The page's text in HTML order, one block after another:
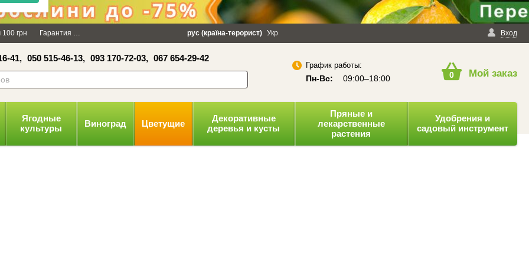
×
грн Гарантия Оплата и доставка Политика конфиденциальности Вход
рус (країна-терорист) Укр
41, 050 515-46-13, 093 170-72-03, 067 654-29-42
График работы:
Пн-Вс: 09:00–18:00 0 Мой заказ
Ягодные
культуры
Виноград Цветущие
Декоративные
деревья и кусты
Пряные и
лекарственные
растения
Удобрения и
садовый инструмент